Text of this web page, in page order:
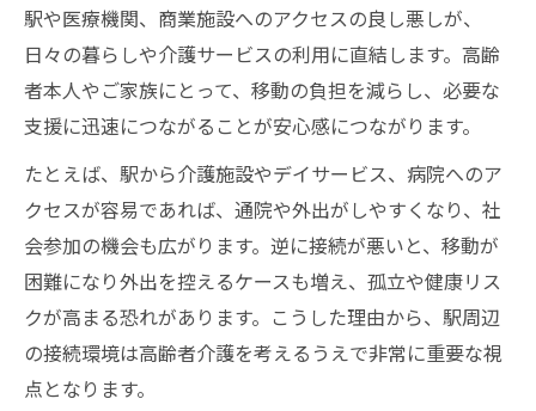
駅や医療機関、商業施設へのアクセスの良し悪しが、
日々の暮らしや介護サービスの利用に直結します。高齢
者本人やご家族にとって、移動の負担を減らし、必要な
支援に迅速につながることが安心感につながります。
たとえば、駅から介護施設やデイサービス、病院へのア
クセスが容易であれば、通院や外出がしやすくなり、社
会参加の機会も広がります。逆に接続が悪いと、移動が
困難になり外出を控えるケースも増え、孤立や健康リス
クが高まる恐れがあります。こうした理由から、駅周辺
の接続環境は高齢者介護を考えるうえで非常に重要な視
点となります。